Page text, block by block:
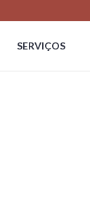
SERVIÇOS